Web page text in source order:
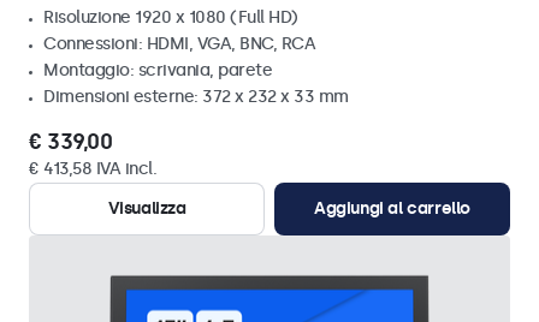
Risoluzione 1920 x 1080 (Full HD)
Connessioni: HDMI, VGA, BNC, RCA
Montaggio: scrivania, parete
Dimensioni esterne: 372 x 232 x 33 mm
€ 339,00
€ 413,58 IVA incl.
Visualizza
Aggiungi al carrello